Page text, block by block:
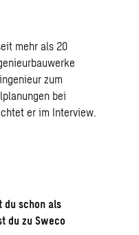
mehr als 20
zum
bei
er im Interview.
du schon als
du zu Sweco